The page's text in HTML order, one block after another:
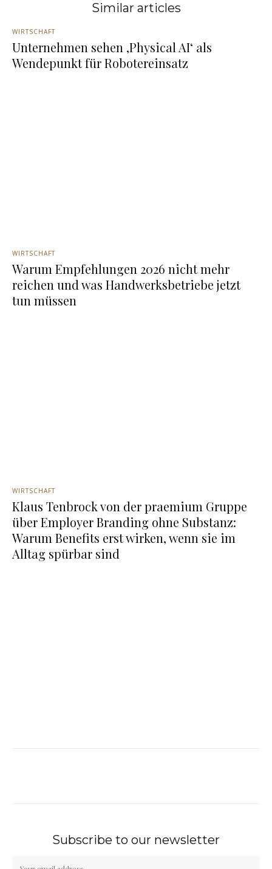
Similar articles
WIRTSCHAFT
Unternehmen sehen ‚Physical AI‘ als
Wendepunkt für Robotereinsatz
WIRTSCHAFT
Warum Empfehlungen 2026 nicht mehr
reichen und was Handwerksbetriebe jetzt
tun müssen
WIRTSCHAFT
Klaus Tenbrock von der praemium Gruppe
über Employer Branding ohne Substanz:
Warum Benefits erst wirken, wenn sie im
Alltag spürbar sind
Subscribe to our newsletter